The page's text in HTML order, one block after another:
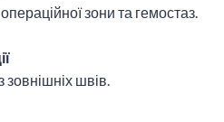
зони та гемостаз.
зовнішніх швів.